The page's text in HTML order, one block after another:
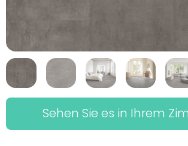
Sehen Sie es in Ihrem